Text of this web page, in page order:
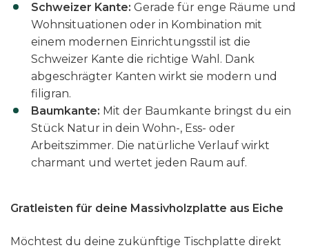
Schweizer Kante: Gerade für enge Räume und
Wohnsituationen oder in Kombination mit
einem modernen Einrichtungsstil ist die
Schweizer Kante die richtige Wahl. Dank
abgeschrägter Kanten wirkt sie modern und
filigran.
Baumkante: Mit der Baumkante bringst du ein
Stück Natur in dein Wohn-, Ess- oder
Arbeitszimmer. Die natürliche Verlauf wirkt
charmant und wertet jeden Raum auf.
Gratleisten für deine Massivholzplatte aus Eiche
Möchtest du deine zukünftige Tischplatte direkt